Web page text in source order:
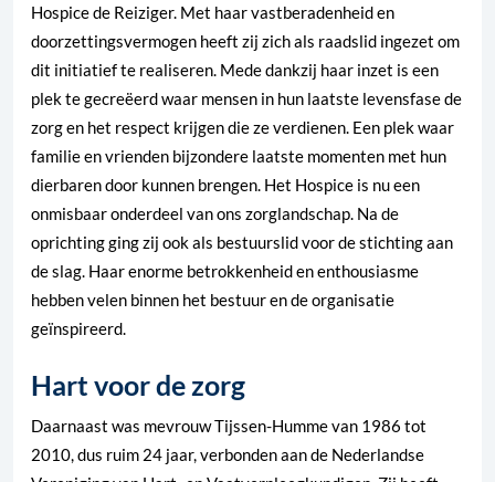
Hospice de Reiziger. Met haar vastberadenheid en
doorzettingsvermogen heeft zij zich als raadslid ingezet om
dit initiatief te realiseren. Mede dankzij haar inzet is een
plek te gecreëerd waar mensen in hun laatste levensfase de
zorg en het respect krijgen die ze verdienen. Een plek waar
familie en vrienden bijzondere laatste momenten met hun
dierbaren door kunnen brengen. Het Hospice is nu een
onmisbaar onderdeel van ons zorglandschap. Na de
oprichting ging zij ook als bestuurslid voor de stichting aan
de slag. Haar enorme betrokkenheid en enthousiasme
hebben velen binnen het bestuur en de organisatie
geïnspireerd.
Hart voor de zorg
Daarnaast was mevrouw Tijssen-Humme van 1986 tot
2010, dus ruim 24 jaar, verbonden aan de Nederlandse